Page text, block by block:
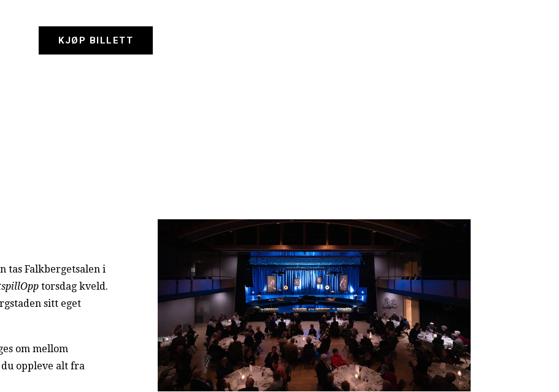
KJØP BILLETT
tas Falkbergetsalen i
torsdag kveld.
sitt eget
om mellom
oppleve alt fra